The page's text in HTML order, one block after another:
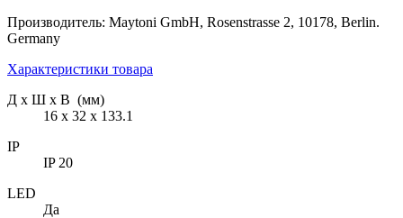
Производитель: Maytoni GmbH, Rosenstrasse 2, 10178, Berlin.
Germany
Характеристики товара
Д х Ш х В (мм)
16 х 32 х 133.1
IP
IP 20
LED
Да